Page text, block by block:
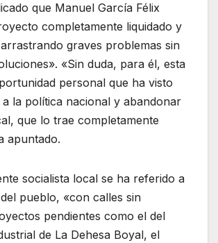
que Manuel García Félix
completamente liquidado y
graves problemas sin
«Sin duda, para él, esta
personal que ha visto
la política nacional y abandonar
que lo trae completamente
apuntado.
socialista local se ha referido a
pueblo, «con calles sin
pendientes como el del
de La Dehesa Boyal, el